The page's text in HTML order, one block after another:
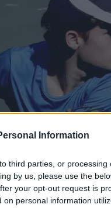
Information
third parties, or processing
by us, please use the
your opt-out request is
personal information